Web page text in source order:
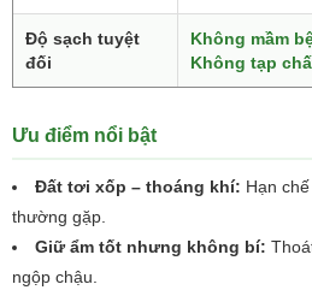
Độ sạch tuyệt
đối
Không mầm
Không tạp
Ưu điểm nổi bật
Đất tơi xốp – thoáng khí: Hạn
thường gặp.
Giữ ẩm tốt nhưng không bí:
ngộp chậu.